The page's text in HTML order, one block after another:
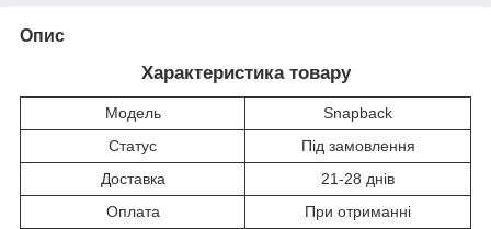
Опис
Характеристика товару
Модель
Snapback
Статус
Під замовлення
Доставка
21-28 днів
Оплата
При отриманні